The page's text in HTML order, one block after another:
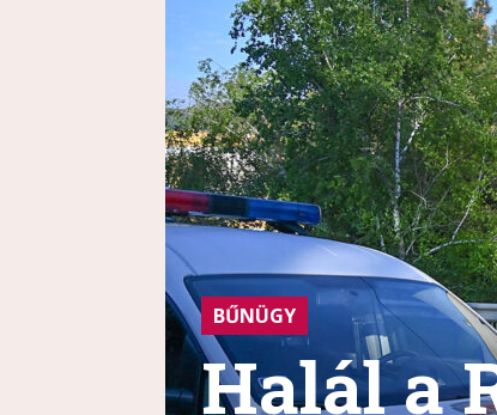
BŰNÜGY
Halál a